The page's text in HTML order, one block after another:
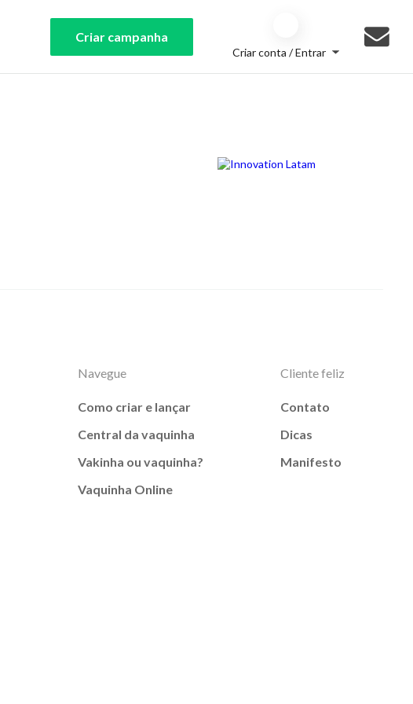
Criar campanha
Criar conta / Entrar
Navegue
Como criar e lançar
Central da vaquinha
Vakinha ou vaquinha?
Vaquinha Online
Cliente feliz
Contato
Dicas
Manifesto